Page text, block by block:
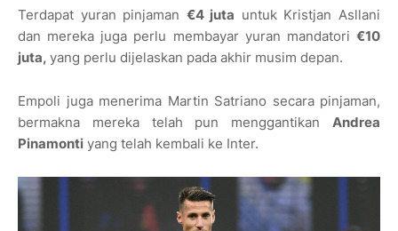
Terdapat yuran pinjaman €4 juta untuk Kristjan Asllani
dan mereka juga perlu membayar yuran mandatori €10
juta, yang perlu dijelaskan pada akhir musim depan.
Empoli juga menerima Martin Satriano secara pinjaman,
bermakna mereka telah pun menggantikan Andrea
Pinamonti yang telah kembali ke Inter.